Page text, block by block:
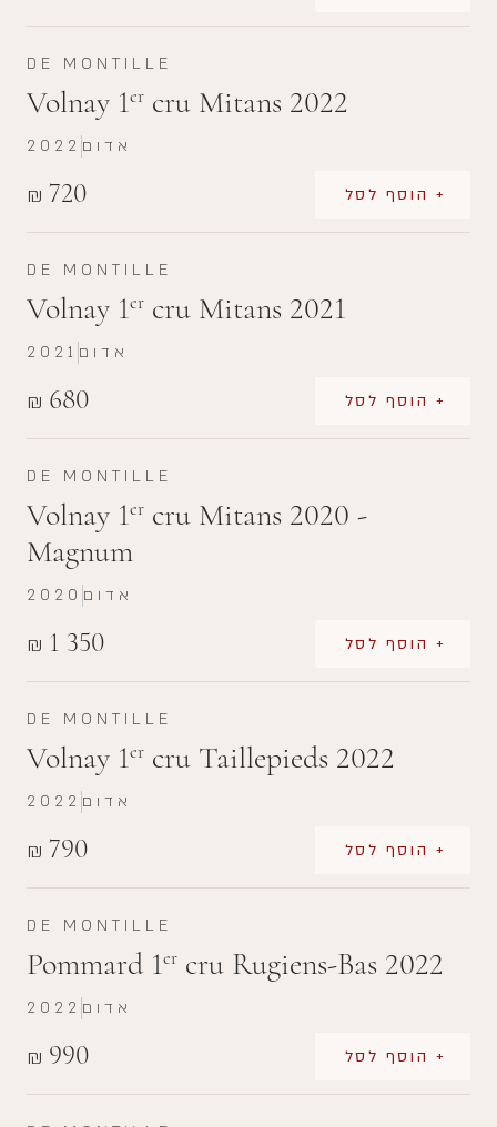
DE MONTILLE
Volnay 1er cru Mitans 2022
₪ 720 + הוסף לסל
2022 אדום
DE MONTILLE
Volnay 1er cru Mitans 2021
₪ 680 + הוסף לסל
2021 אדום
DE MONTILLE
Volnay 1er cru Mitans 2020 -
Magnum
₪ 1 350 + הוסף לסל
2020 אדום
DE MONTILLE
Volnay 1er cru Taillepieds 2022
₪ 790 + הוסף לסל
2022 אדום
DE MONTILLE
Pommard 1er cru Rugiens-Bas 2022
₪ 990 + הוסף לסל
2022 אדום